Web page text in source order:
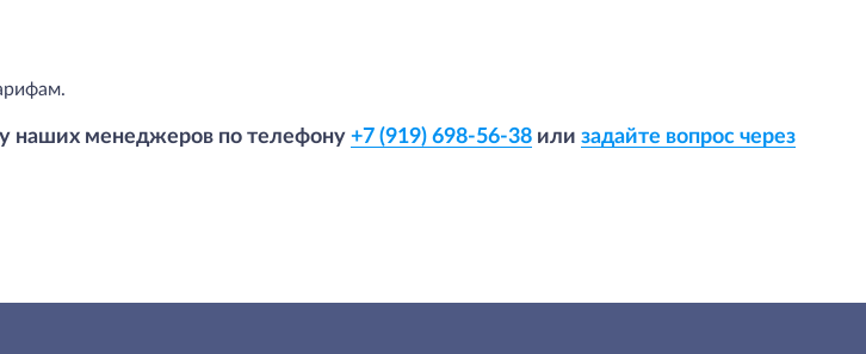
наших менеджеров по телефону +7 (919) 698-56-38 или задайте вопрос через